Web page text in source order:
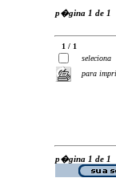
p�gina 1 de 1
1 / 1
seleciona
para
p�gina 1 de 1